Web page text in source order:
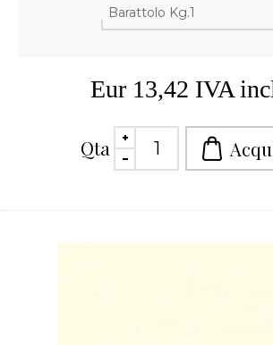
Eur 13,42 IVA
Qta